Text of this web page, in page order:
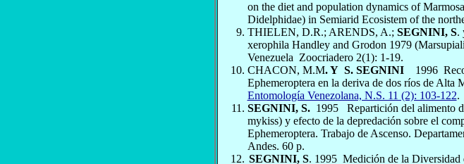
on the diet and population dynamics of
Didelphidae) in Semiarid Ecosistem of the
THIELEN, D.R.; ARENDS, A.; SEGNINI, S.
xerophila Handley and Grodon 1979
Venezuela Zoocriadero 2(1): 1-19.
CHACON, M.M. Y S. SEGNINI 1996
Ephemeroptera en la deriva de dos ríos de Alta
Entomología Venezolana, N.S. 11 (2): 103-122.
SEGNINI, S. 1995
Repartición del alimento
mykiss) y efecto de la depredación sobre el
Ephemeroptera. Trabajo de Ascenso.
Andes. 60 p.
SEGNINI, S. 1995 Medición de la Diversidad